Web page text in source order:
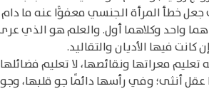
جعل خطأ المرأة الجنسي معفوًّا عنه ما
هما واحد وكلاهما أول. والعلم هو
فيها الأديان والتقاليد.
معراتها ونقائصها، لا تعليم
عقل أنثى؛ وفي رأسها دائمًا جو قلبها،